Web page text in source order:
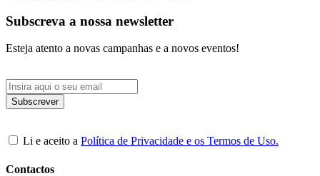
Subscreva a nossa newsletter
Esteja atento a novas campanhas e a novos eventos!
Li e aceito a Política de Privacidade e os Termos de Uso.
Contactos